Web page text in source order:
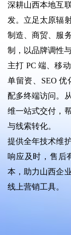
深耕山西本地互
发。立足太原辐
制造、商贸、服
制，以品牌调性
主打 PC 端、移
单留资、SEO
配多终端访问。
维一站式交付，
与线索转化。
提供全年技术维
响应及时，售后
本，助力山西企
线上营销工具。